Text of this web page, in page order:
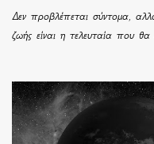
Δεν προβλέπεται σύντομα,
ζωής είναι η τελευταία που θα